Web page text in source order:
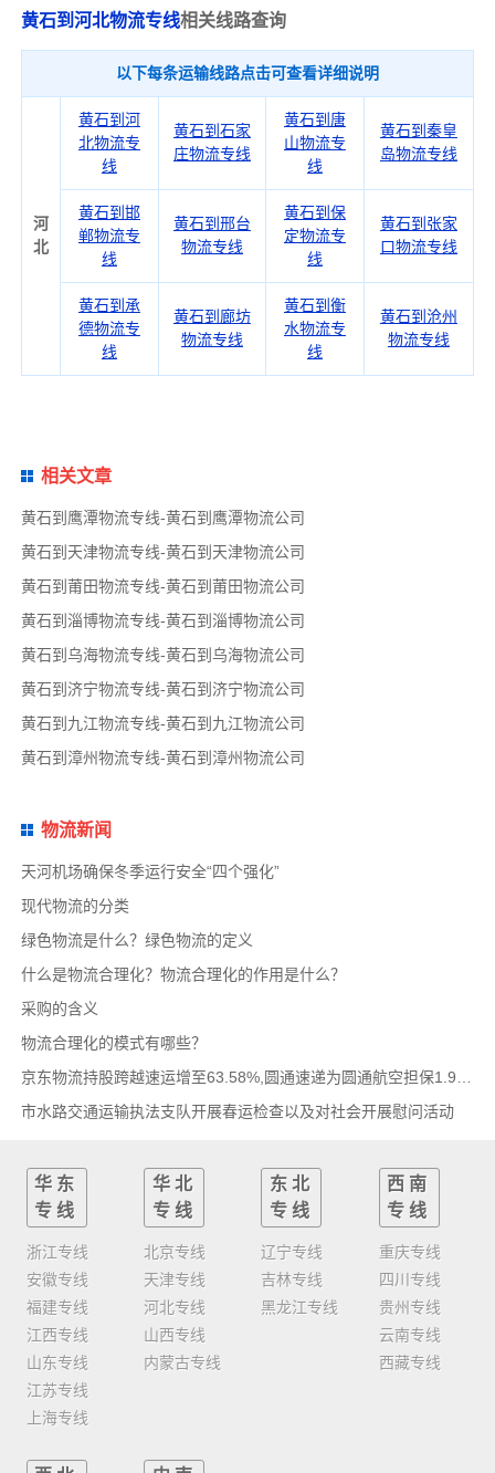
黄石到河北物流专线相关线路查询
以下每条运输线路点击可查看详细说明
河
北
黄石到河
北物流专
线
黄石到石家
庄物流专线
黄石到唐
山物流专
线
黄石到秦皇
岛物流专线
黄石到邯
郸物流专
线
黄石到邢台
物流专线
黄石到保
定物流专
线
黄石到张家
口物流专线
黄石到承
德物流专
线
黄石到廊坊
物流专线
黄石到衡
水物流专
线
黄石到沧州
物流专线
相关文章
黄石到鹰潭物流专线-黄石到鹰潭物流公司
黄石到天津物流专线-黄石到天津物流公司
黄石到莆田物流专线-黄石到莆田物流公司
黄石到淄博物流专线-黄石到淄博物流公司
黄石到乌海物流专线-黄石到乌海物流公司
黄石到济宁物流专线-黄石到济宁物流公司
黄石到九江物流专线-黄石到九江物流公司
黄石到漳州物流专线-黄石到漳州物流公司
物流新闻
天河机场确保冬季运行安全“四个强化”
现代物流的分类
绿色物流是什么？绿色物流的定义
什么是物流合理化？物流合理化的作用是什么？
采购的含义
物流合理化的模式有哪些？
市水路交通运输执法支队开展春运检查以及对社会开展慰问活动
华东
专线
浙江专线
安徽专线
福建专线
江西专线
山东专线
江苏专线
上海专线
华北
专线
北京专线
天津专线
河北专线
山西专线
内蒙古专线
东北
专线
辽宁专线
吉林专线
黑龙江专线
西南
专线
重庆专线
四川专线
贵州专线
云南专线
西藏专线